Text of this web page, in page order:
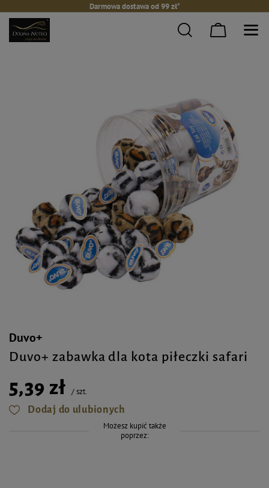
Darmowa dostawa od 99 zł*
Duvo+
Duvo+ zabawka dla kota piłeczki safari
5,39 zł /szt.
Dodaj do ulubionych
Możesz kupić także
poprzez: